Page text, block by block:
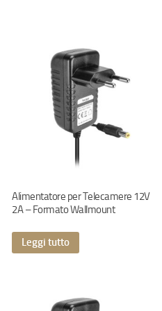
Alimentatore per Telecamere 12V
2A – Formato Wallmount
Leggi tutto